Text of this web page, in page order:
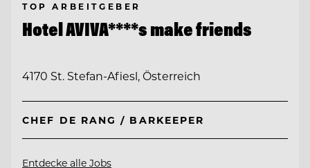
TOP ARBEITGEBER
Hotel AVIVA****s make friends
4170 St. Stefan-Afiesl, Österreich
CHEF DE RANG / BARKEEPER
Entdecke alle Jobs